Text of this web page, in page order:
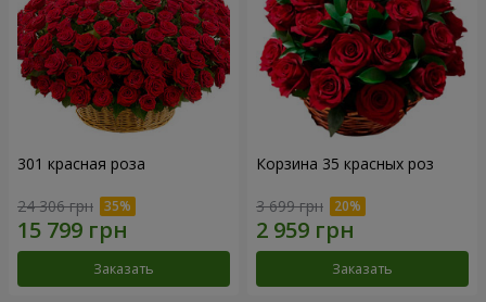
301 красная роза
24 306 грн
Заказать
Корзина 35 красных роз
3 699 грн
Заказать